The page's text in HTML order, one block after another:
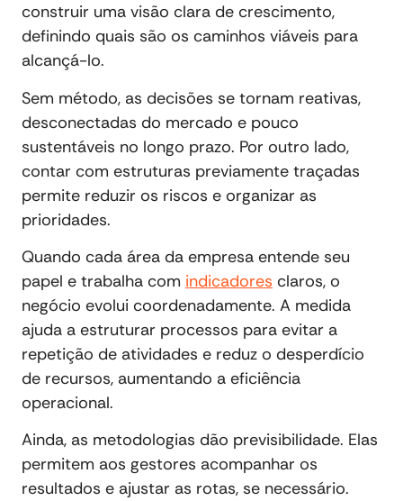
construir uma visão clara de crescimento,
definindo quais são os caminhos viáveis para
alcançá-lo.
Sem método, as decisões se tornam reativas,
desconectadas do mercado e pouco
sustentáveis no longo prazo. Por outro lado,
contar com estruturas previamente traçadas
permite reduzir os riscos e organizar as
prioridades.
Quando cada área da empresa entende seu
papel e trabalha com indicadores claros, o
negócio evolui coordenadamente. A medida
ajuda a estruturar processos para evitar a
repetição de atividades e reduz o desperdício
de recursos, aumentando a eficiência
operacional.
Ainda, as metodologias dão previsibilidade. Elas
permitem aos gestores acompanhar os
resultados e ajustar as rotas, se necessário.